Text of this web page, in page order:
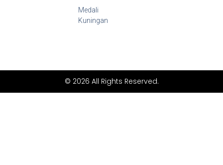
Medali
Kuningan
© 2026 All Rights Reserved.